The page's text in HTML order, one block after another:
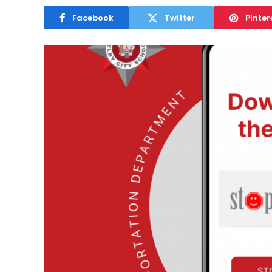
Facebook Twitter